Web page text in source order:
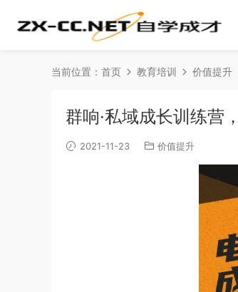
当前位置： 首页 教育培训 价值提升
群响·私域成长训练营
2021-11-23 价值提升